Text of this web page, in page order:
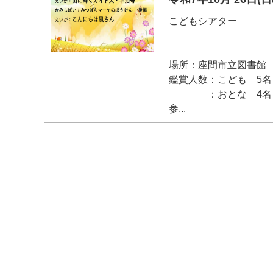
こどもシアター
場所：座間市立図書
鑑賞人数：こども 5名
：おとな 4名
参...